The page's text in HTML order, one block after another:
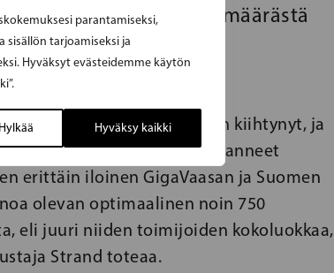
parantamiseksi,
sisällön tarjoamiseksi ja
Hyväksyt evästeidemme käytön
Hylkää Hyväksy kaikki
investoinnin kokonaismäärästä
sekä EU:n muuttuneissa
investoinneista on kiihtynyt, ja
tähän. Olemme pitkään lobanneet
erittäin iloinen GigaVaasan ja Suomen
olevan optimaalinen noin 750
eli juuri niiden toimijoiden kokoluokkaa,
Strand toteaa.